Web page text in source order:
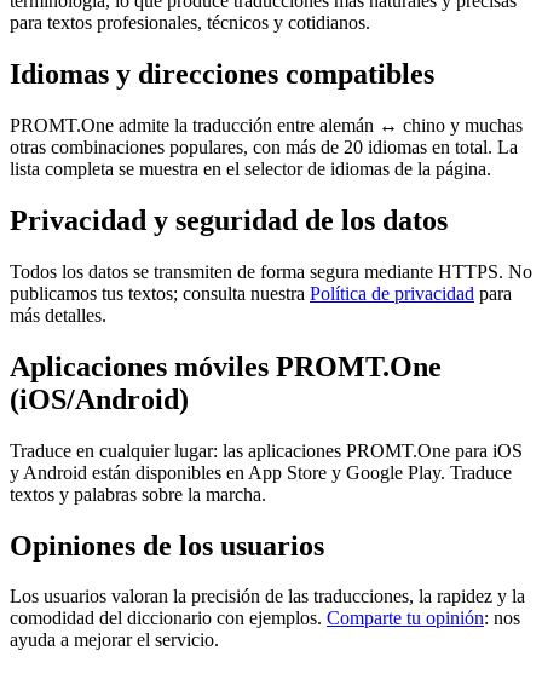
para textos profesionales, técnicos y cotidianos.
Idiomas y direcciones compatibles
PROMT.One admite la traducción entre alemán ↔ chino y muchas
otras combinaciones populares, con más de 20 idiomas en total. La
lista completa se muestra en el selector de idiomas de la página.
Privacidad y seguridad de los datos
Todos los datos se transmiten de forma segura mediante HTTPS. No
publicamos tus textos; consulta nuestra Política de privacidad para
más detalles.
Aplicaciones móviles PROMT.One
(iOS/Android)
Traduce en cualquier lugar: las aplicaciones PROMT.One para iOS
y Android están disponibles en App Store y Google Play. Traduce
textos y palabras sobre la marcha.
Opiniones de los usuarios
Los usuarios valoran la precisión de las traducciones, la rapidez y la
comodidad del diccionario con ejemplos. Comparte tu opinión: nos
ayuda a mejorar el servicio.